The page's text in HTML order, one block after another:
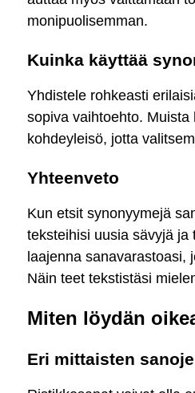
monipuolisemman.
Kuinka käyttää
Yhdistele rohkeasti
sopiva vaihtoehto.
kohdeyleisö, jotta
Yhteenveto
Kun etsit synonyymejä
teksteihisi uusia sävyjä
laajenna sanavarastoasi,
Näin teet tekstistäsi
Miten löydän
Eri mittaisten